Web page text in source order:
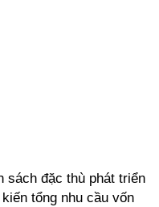
sách đặc thù phát triển
tổng nhu cầu vốn